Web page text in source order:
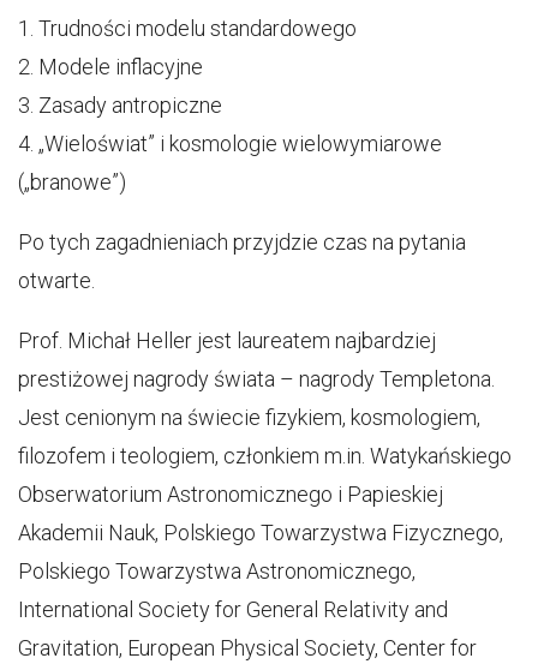
1. Trudności modelu standardowego
2. Modele inflacyjne
3. Zasady antropiczne
4. „Wieloświat” i kosmologie wielowymiarowe
(„branowe”)
Po tych zagadnieniach przyjdzie czas na pytania
otwarte.
Prof. Michał Heller jest laureatem najbardziej
prestiżowej nagrody świata – nagrody Templetona.
Jest cenionym na świecie fizykiem, kosmologiem,
filozofem i teologiem, członkiem m.in. Watykańskiego
Obserwatorium Astronomicznego i Papieskiej
Akademii Nauk, Polskiego Towarzystwa Fizycznego,
Polskiego Towarzystwa Astronomicznego,
International Society for General Relativity and
Gravitation, European Physical Society, Center for